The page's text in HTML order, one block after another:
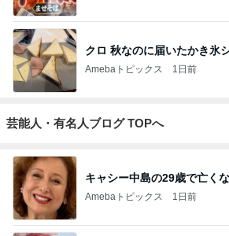
クロ 秋なのに届いたかき氷
Amebaトピックス 1日前
芸能人・有名人ブログ TOPへ
キャシー中島の29歳で亡く
Amebaトピックス 1日前